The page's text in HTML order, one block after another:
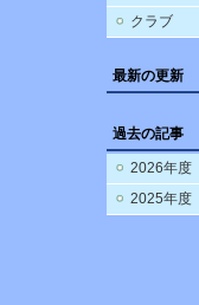
クラブ
最新の更新
過去の記事
2026年度
2025年度